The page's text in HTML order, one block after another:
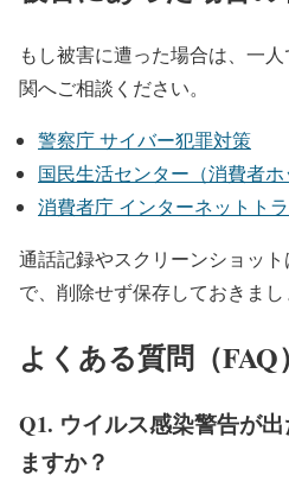
もし被害に遭った場合は、一
関へご相談ください。
警察庁 サイバー犯罪対策
国民生活センター（消費者ホ
消費者庁 インターネットト
通話記録やスクリーンショット
で、削除せず保存しておきまし
よくある質問（FAQ）
Q1. ウイルス感染警告が
ますか？